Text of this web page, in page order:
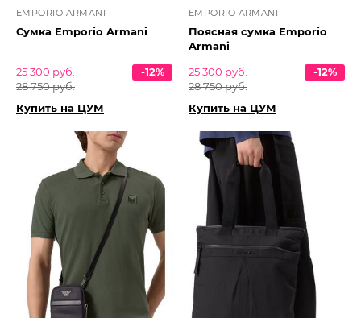
EMPORIO ARMANI
Сумка Emporio Armani
25 300 руб.
28 750 руб.
-12%
Купить на ЦУМ
EMPORIO ARMANI
Поясная сумка Emporio
Armani
25 300 руб.
28 750 руб.
-12%
Купить на ЦУМ